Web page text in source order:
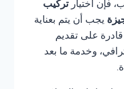
فإن اختيار تركيب
يجب أن يتم بعناية
على تقديم
وخدمة ما بعد